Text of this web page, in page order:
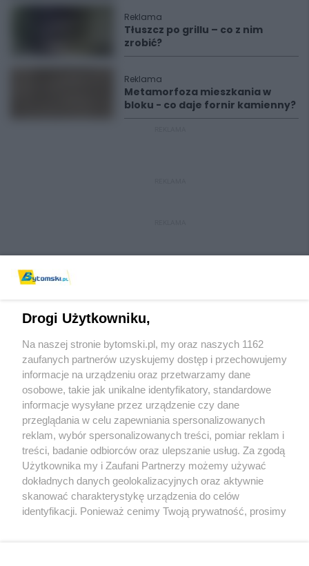
Reklama
Tłuszcz po grillu – co z nim
zrobić?
Reklama
Metamorfoza mieszkania w
bloku - co daje fornir kamienny?
Wydawca mediów lokalnych
Nie zapomnij
zapoznać się z:
polityką prywatności regulamin korzystania z portali
Twojemiasto
Piekary Śląskie
Chorzów
Tarnowskie Góry
Skontaktuj sięz nami
Kontakt
Wydawca
Pogoda
Drogi Użytkowniku,
Na naszej stronie bytomski.pl, my oraz naszych 1162
zaufanych partnerów uzyskujemy dostęp i przechowujemy
informacje na urządzeniu oraz przetwarzamy dane
osobowe, takie jak unikalne identyfikatory, standardowe
informacje wysyłane przez urządzenie czy dane
przeglądania w celu zapewniania spersonalizowanych
reklam, wybór spersonalizowanych treści, pomiar reklam i
treści, badanie odbiorców oraz ulepszanie usług. Za zgodą
Użytkownika my i Zaufani Partnerzy możemy używać
dokładnych danych geolokalizacyjnych oraz aktywnie
skanować charakterystykę urządzenia do celów
identyfikacji. Ponieważ cenimy Twoją prywatność, prosimy